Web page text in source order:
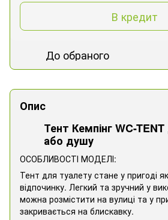
В кредит
До обраного
Опис
Тент Кемпінг WC-
або душу
ОСОБЛИВОСТІ МОДЕЛІ:
Тент для туалету стане у пригоді
відпочинку. Легкий та зручний у
можна розмістити на вулиці та у
закривається на блискавку.